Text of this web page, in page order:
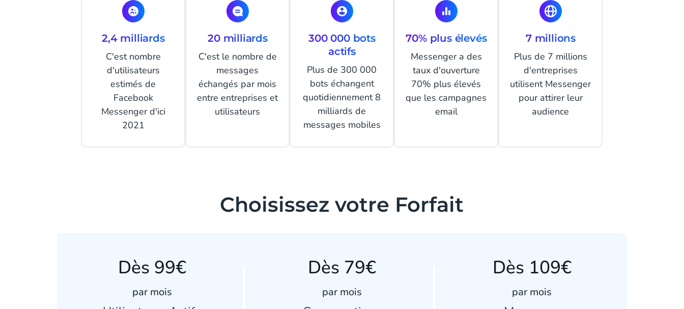
2,4 milliards
C'est nombre
d'utilisateurs
estimés de
Facebook
Messenger d'ici
2021
20 milliards
C'est le nombre de
messages
échangés par mois
entre entreprises et
utilisateurs
300 000 bots
actifs
Plus de 300 000
bots échangent
quotidiennement 8
milliards de
messages mobiles
70% plus élevés
Messenger a des
taux d'ouverture
70% plus élevés
que les campagnes
email
7 millions
Plus de 7 millions
d'entreprises
utilisent Messenger
pour attirer leur
audience
Choisissez votre Forfait
Dès 99€
par mois
Dès 79€
par mois
Dès 109€
par mois